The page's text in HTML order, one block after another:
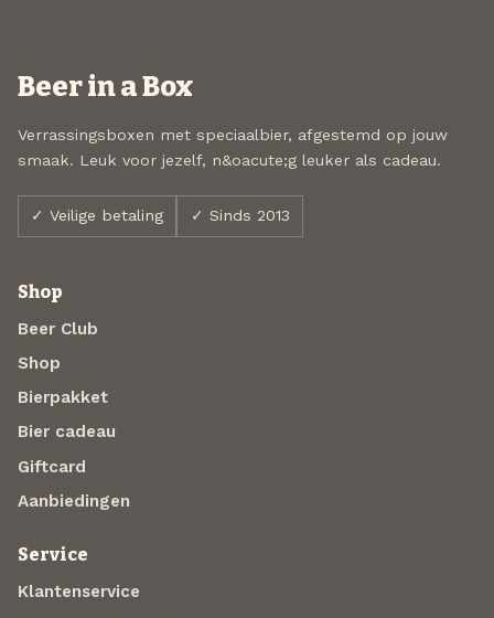
Beer in a Box
Verrassingsboxen met speciaalbier, afgestemd op jouw
smaak. Leuk voor jezelf, n&oacute;g leuker als cadeau.
✓ Veilige betaling ✓ Sinds 2013
Shop
Beer Club
Shop
Bierpakket
Bier cadeau
Giftcard
Aanbiedingen
Service
Klantenservice